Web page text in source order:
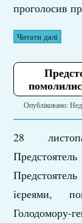
проголосив
Читати далі
Опубліковано:
28
ієреями,